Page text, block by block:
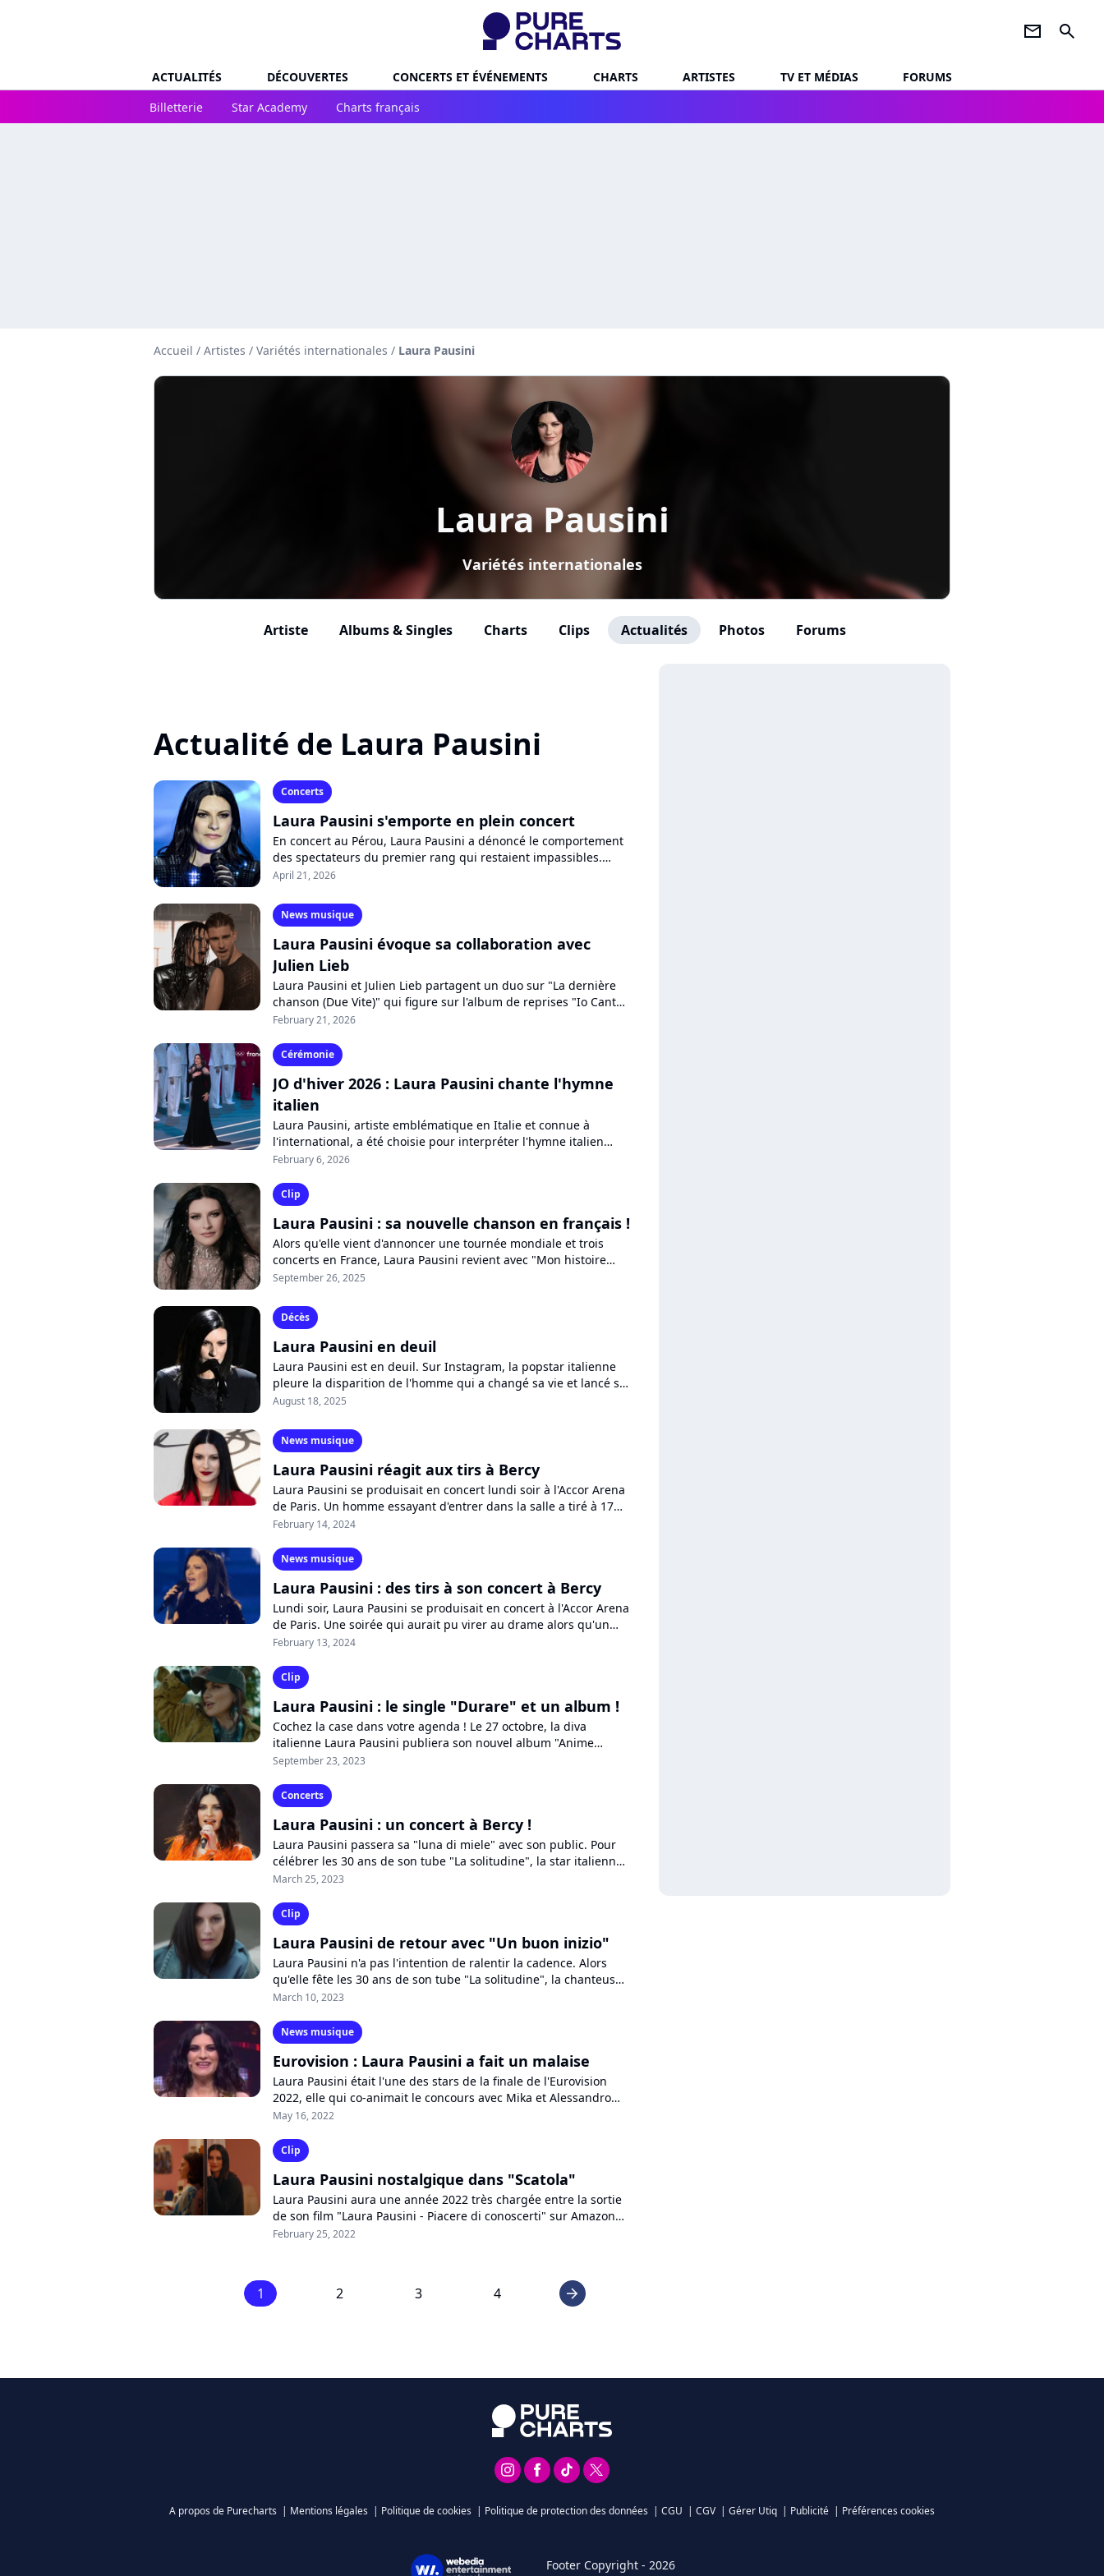
newsletter search
ACTUALITÉS DÉCOUVERTES CONCERTS ET ÉVÉNEMENTS CHARTS ARTISTES TV ET MÉDIAS
FORUMS
Billetterie
Star Academy Charts français
Accueil / Artistes / Variétés internationales / Laura Pausini
Laura Pausini
Variétés internationales
Artiste Albums & Singles Charts Clips Actualités Photos Forums
Actualité de Laura Pausini
Concerts
Laura Pausini s'emporte en plein concert
En concert au Pérou, Laura Pausini a dénoncé le comportement
des spectateurs du premier rang qui restaient impassibles.
Alors que la vidéo de ce moment...
April 21, 2026
News musique
Laura Pausini évoque sa collaboration avec
Julien Lieb
Laura Pausini et Julien Lieb partagent un duo sur "La dernière
chanson (Due Vite)" qui figure sur l'album de reprises "Io Canto
2" de l'artiste italienne....
February 21, 2026
Cérémonie
JO d'hiver 2026 : Laura Pausini chante l'hymne
italien
Laura Pausini, artiste emblématique en Italie et connue à
l'international, a été choisie pour interpréter l'hymne italien
pour la cérémonie d'ouverture...
February 6, 2026
Clip
Laura Pausini : sa nouvelle chanson en français !
Alors qu'elle vient d'annoncer une tournée mondiale et trois
concerts en France, Laura Pausini revient avec "Mon histoire
entre les doigts", une ballade...
September 26, 2025
Décès
Laura Pausini en deuil
Laura Pausini est en deuil. Sur Instagram, la popstar italienne
pleure la disparition de l'homme qui a changé sa vie et lancé sa
carrière alors qu'elle...
August 18, 2025
News musique
Laura Pausini réagit aux tirs à Bercy
Laura Pausini se produisait en concert lundi soir à l'Accor Arena
de Paris. Un homme essayant d'entrer dans la salle a tiré à 17
reprises avec une arme...
February 14, 2024
News musique
Laura Pausini : des tirs à son concert à Bercy
Lundi soir, Laura Pausini se produisait en concert à l'Accor Arena
de Paris. Une soirée qui aurait pu virer au drame alors qu'un
individu de 20 ans, qui...
February 13, 2024
Clip
Laura Pausini : le single "Durare" et un album !
Cochez la case dans votre agenda ! Le 27 octobre, la diva
italienne Laura Pausini publiera son nouvel album "Anime
Parallele". Un disque entre variété...
September 23, 2023
Concerts
Laura Pausini : un concert à Bercy !
Laura Pausini passera sa "luna di miele" avec son public. Pour
célébrer les 30 ans de son tube "La solitudine", la star italienne,
qui prépare un nouvel...
March 25, 2023
Clip
Laura Pausini de retour avec "Un buon inizio"
Laura Pausini n'a pas l'intention de ralentir la cadence. Alors
qu'elle fête les 30 ans de son tube "La solitudine", la chanteuse
lance son nouveau single,...
March 10, 2023
News musique
Eurovision : Laura Pausini a fait un malaise
Laura Pausini était l'une des stars de la finale de l'Eurovision
2022, elle qui co-animait le concours avec Mika et Alessandro
Cattelan. Cependant, la...
May 16, 2022
Clip
Laura Pausini nostalgique dans "Scatola"
Laura Pausini aura une année 2022 très chargée entre la sortie
de son film "Laura Pausini - Piacere di conoscerti" sur Amazon
Prime Video et son nouvel...
February 25, 2022
1 2 3 4 arrow_right
A propos de Purecharts | Mentions légales | Politique de cookies | Politique de protection des données | CGU | CGV | Gérer Utiq | Publicité | Préférences cookies
Footer Copyright - 2026